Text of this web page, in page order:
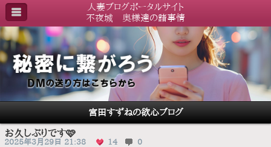
人妻ブログポータルサイト
不夜城 奥様達の諸事情
宮田すずねの欲心ブログ
お久しぶりです🩷
2025年3月29日 21:38 14 0